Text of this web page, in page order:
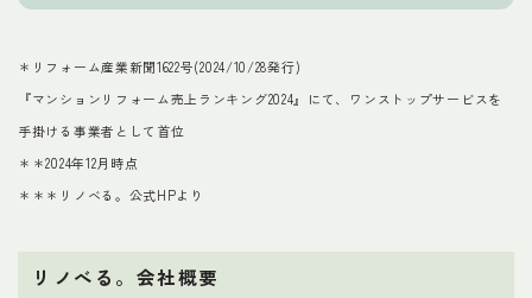
＊リフォーム産業新聞1622号(2024/10/28発行)
『マンションリフォーム売上ランキング2024』にて、ワンストップサービスを
手掛ける事業者として首位
＊＊2024年12月時点
＊＊＊リノベる。公式HPより
リノべる。会社概要